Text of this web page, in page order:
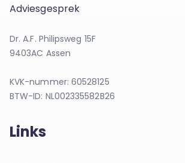
Adviesgesprek
Dr. A.F. Philipsweg 15F
9403AC Assen
KVK-nummer: 60528125
BTW-ID: NL002335582B26
Links